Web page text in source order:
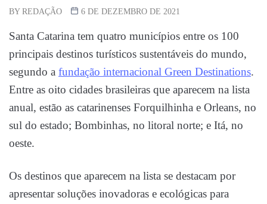
BY REDAÇÃO 6 DE DEZEMBRO DE 2021
Santa Catarina tem quatro municípios entre os 100
principais destinos turísticos sustentáveis do mundo,
segundo a fundação internacional Green Destinations.
Entre as oito cidades brasileiras que aparecem na lista
anual, estão as catarinenses Forquilhinha e Orleans, no
sul do estado; Bombinhas, no litoral norte; e Itá, no
oeste.
Os destinos que aparecem na lista se destacam por
apresentar soluções inovadoras e ecológicas para